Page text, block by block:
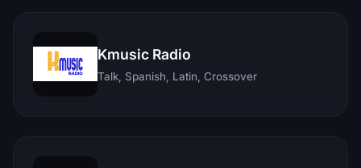
Kmusic Radio
Talk, Spanish, Latin, Crossover